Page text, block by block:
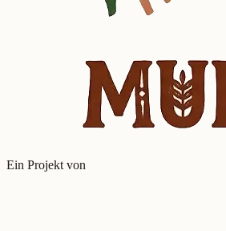
Ein Projekt von